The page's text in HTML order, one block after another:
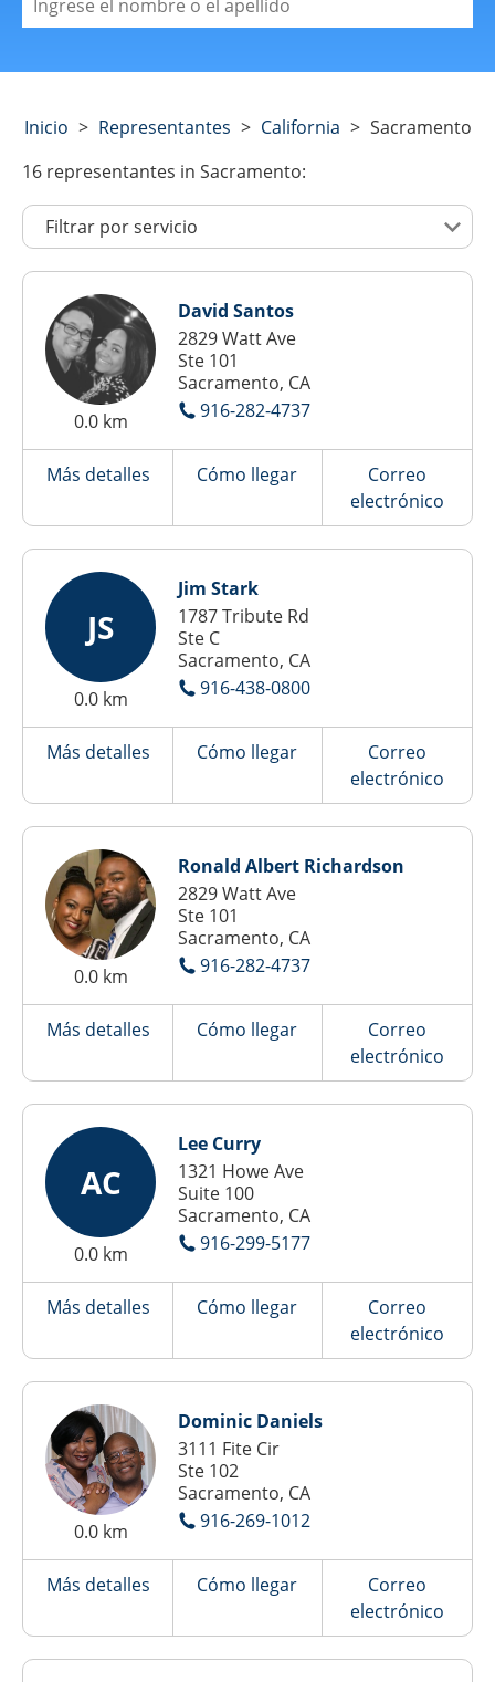
Inicio > Representantes > California > Sacramento
16 representantes in Sacramento:
0.0 km
David Santos
2829 Watt Ave
Ste 101
Sacramento, CA
916-282-4737
Más detalles Cómo llegar
Correo
electrónico
JS
0.0 km
Jim Stark
1787 Tribute Rd
Ste C
Sacramento, CA
916-438-0800
Más detalles Cómo llegar
Correo
electrónico
0.0 km
Ronald Albert Richardson
2829 Watt Ave
Ste 101
Sacramento, CA
916-282-4737
Más detalles Cómo llegar
Correo
electrónico
AC
0.0 km
Lee Curry
1321 Howe Ave
Suite 100
Sacramento, CA
916-299-5177
Más detalles Cómo llegar
Correo
electrónico
0.0 km
Dominic Daniels
3111 Fite Cir
Ste 102
Sacramento, CA
916-269-1012
Más detalles Cómo llegar
Correo
electrónico